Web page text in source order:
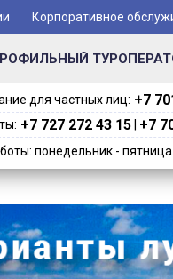
Корпоративное
для частных лиц: +7
+7 727 272 43 15 +7
понедельник -